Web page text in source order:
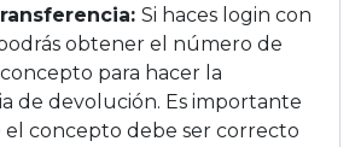
Si haces login con
obtener el número de
para hacer la
de devolución. Es importante
el concepto debe ser correcto